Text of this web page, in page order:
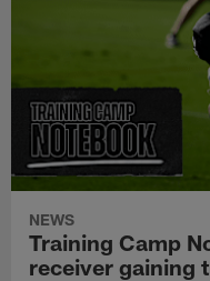
NEWS
Training Camp
receiver gaining